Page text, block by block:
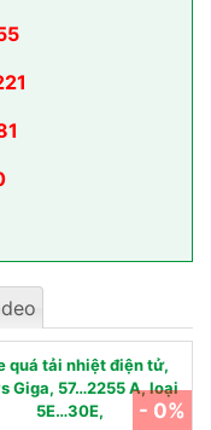
quá tải nhiệt điện tử,
Giga, 57…2255 A, loại
5E…30E,
- 0%